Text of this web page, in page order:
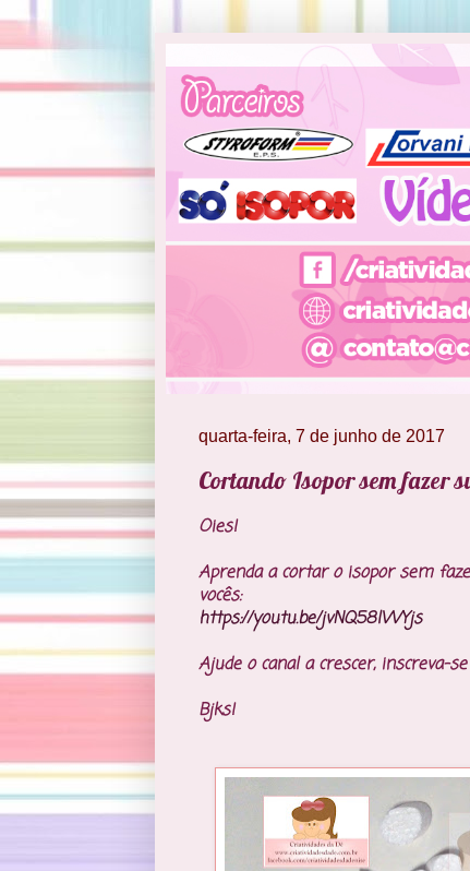
quarta-feira, 7 de junho de 2017
Cortando Isopor sem fazer
Oies!
Aprenda a cortar o isopor sem
vocês:
https://youtu.be/jvNQ58lWYjs
Ajude o canal a crescer, inscreva-
Bjks!